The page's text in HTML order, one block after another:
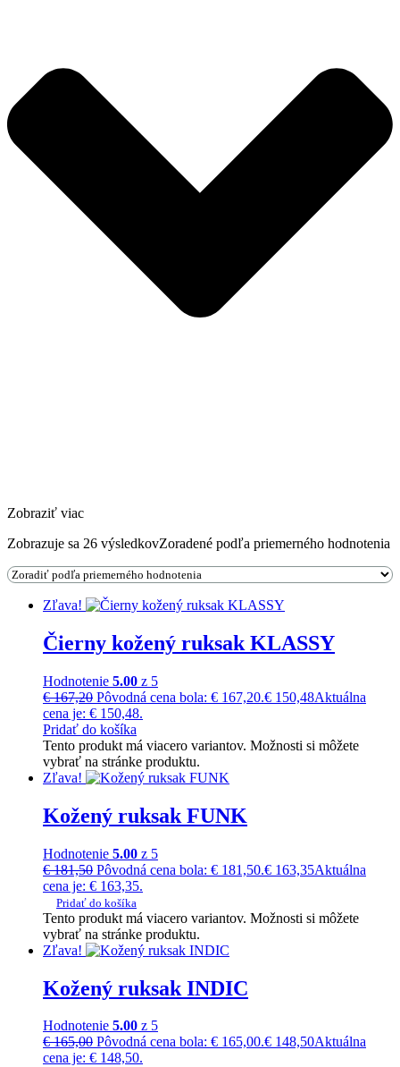
Zobraziť viac
Zobrazuje sa 26 výsledkovZoradené podľa priemerného hodnotenia
Zľava!
Čierny kožený ruksak KLASSY
Hodnotenie 5.00 z 5
€167,20 Pôvodná cena bola: € 167,20.€ 150,48Aktuálna
cena je: € 150,48.
Pridať do košíka
Tento produkt má viacero variantov. Možnosti si môžete
vybrať na stránke produktu.
Zľava!
Kožený ruksak FUNK
Hodnotenie 5.00 z 5
€181,50 Pôvodná cena bola: € 181,50.€ 163,35Aktuálna
cena je: € 163,35.
Pridať do košíka
Tento produkt má viacero variantov. Možnosti si môžete
vybrať na stránke produktu.
Zľava!
Kožený ruksak INDIC
Hodnotenie 5.00 z 5
€165,00 Pôvodná cena bola: € 165,00.€ 148,50Aktuálna
cena je: € 148,50.